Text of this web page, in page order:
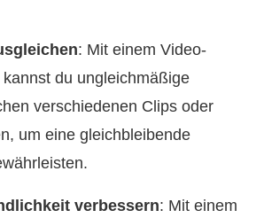
: Mit einem Video-
du ungleichmäßige
verschiedenen Clips oder
um eine gleichbleibende
verbessern: Mit einem